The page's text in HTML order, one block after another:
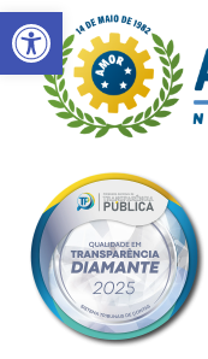
Abrir a barra de
Skip
to
content